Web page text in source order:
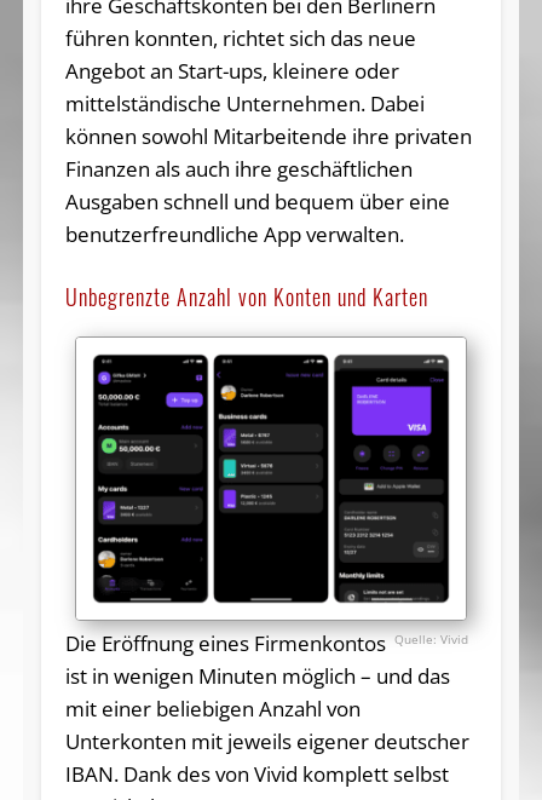
ihre Geschäftskonten bei den Berlinern
führen konnten, richtet sich das neue
Angebot an Start-ups, kleinere oder
mittelständische Unternehmen. Dabei
können sowohl Mitarbeitende ihre privaten
Finanzen als auch ihre geschäftlichen
Ausgaben schnell und bequem über eine
benutzerfreundliche App verwalten.
Unbegrenzte Anzahl von Konten und Karten
Vivid
Die Eröffnung eines Firmenkontos
ist in wenigen Minuten möglich – und das
mit einer beliebigen Anzahl von
Unterkonten mit jeweils eigener deutscher
IBAN. Dank des von Vivid komplett selbst